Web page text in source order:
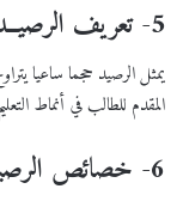
5- تعريف الرصيــد:
المقدم للطالب في أنماط
6- خصائص الرصيد: